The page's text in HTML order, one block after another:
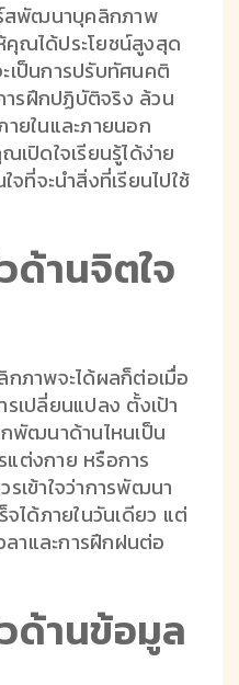
สพัฒนาบุคลิกภาพ
ณได้ประโยชน์สูงสุด
ะเป็นการปรับทัศนคติ
ารฝึกปฏิบัติจริง ล้วน
ยในและภายนอก
เปิดใจเรียนรู้ได้ง่าย
ที่จะนำสิ่งที่เรียนไปใช้
ด้านจิตใจ
ภาพจะได้ผลก็ต่อเมื่อ
เปลี่ยนแปลง ตั้งเป้า
พัฒนาด้านไหนเป็น
แต่งกาย หรือการ
เข้าใจว่าการพัฒนา
จได้ภายในวันเดียว แต่
ลาและการฝึกฝนต่อ
ด้านข้อมูล